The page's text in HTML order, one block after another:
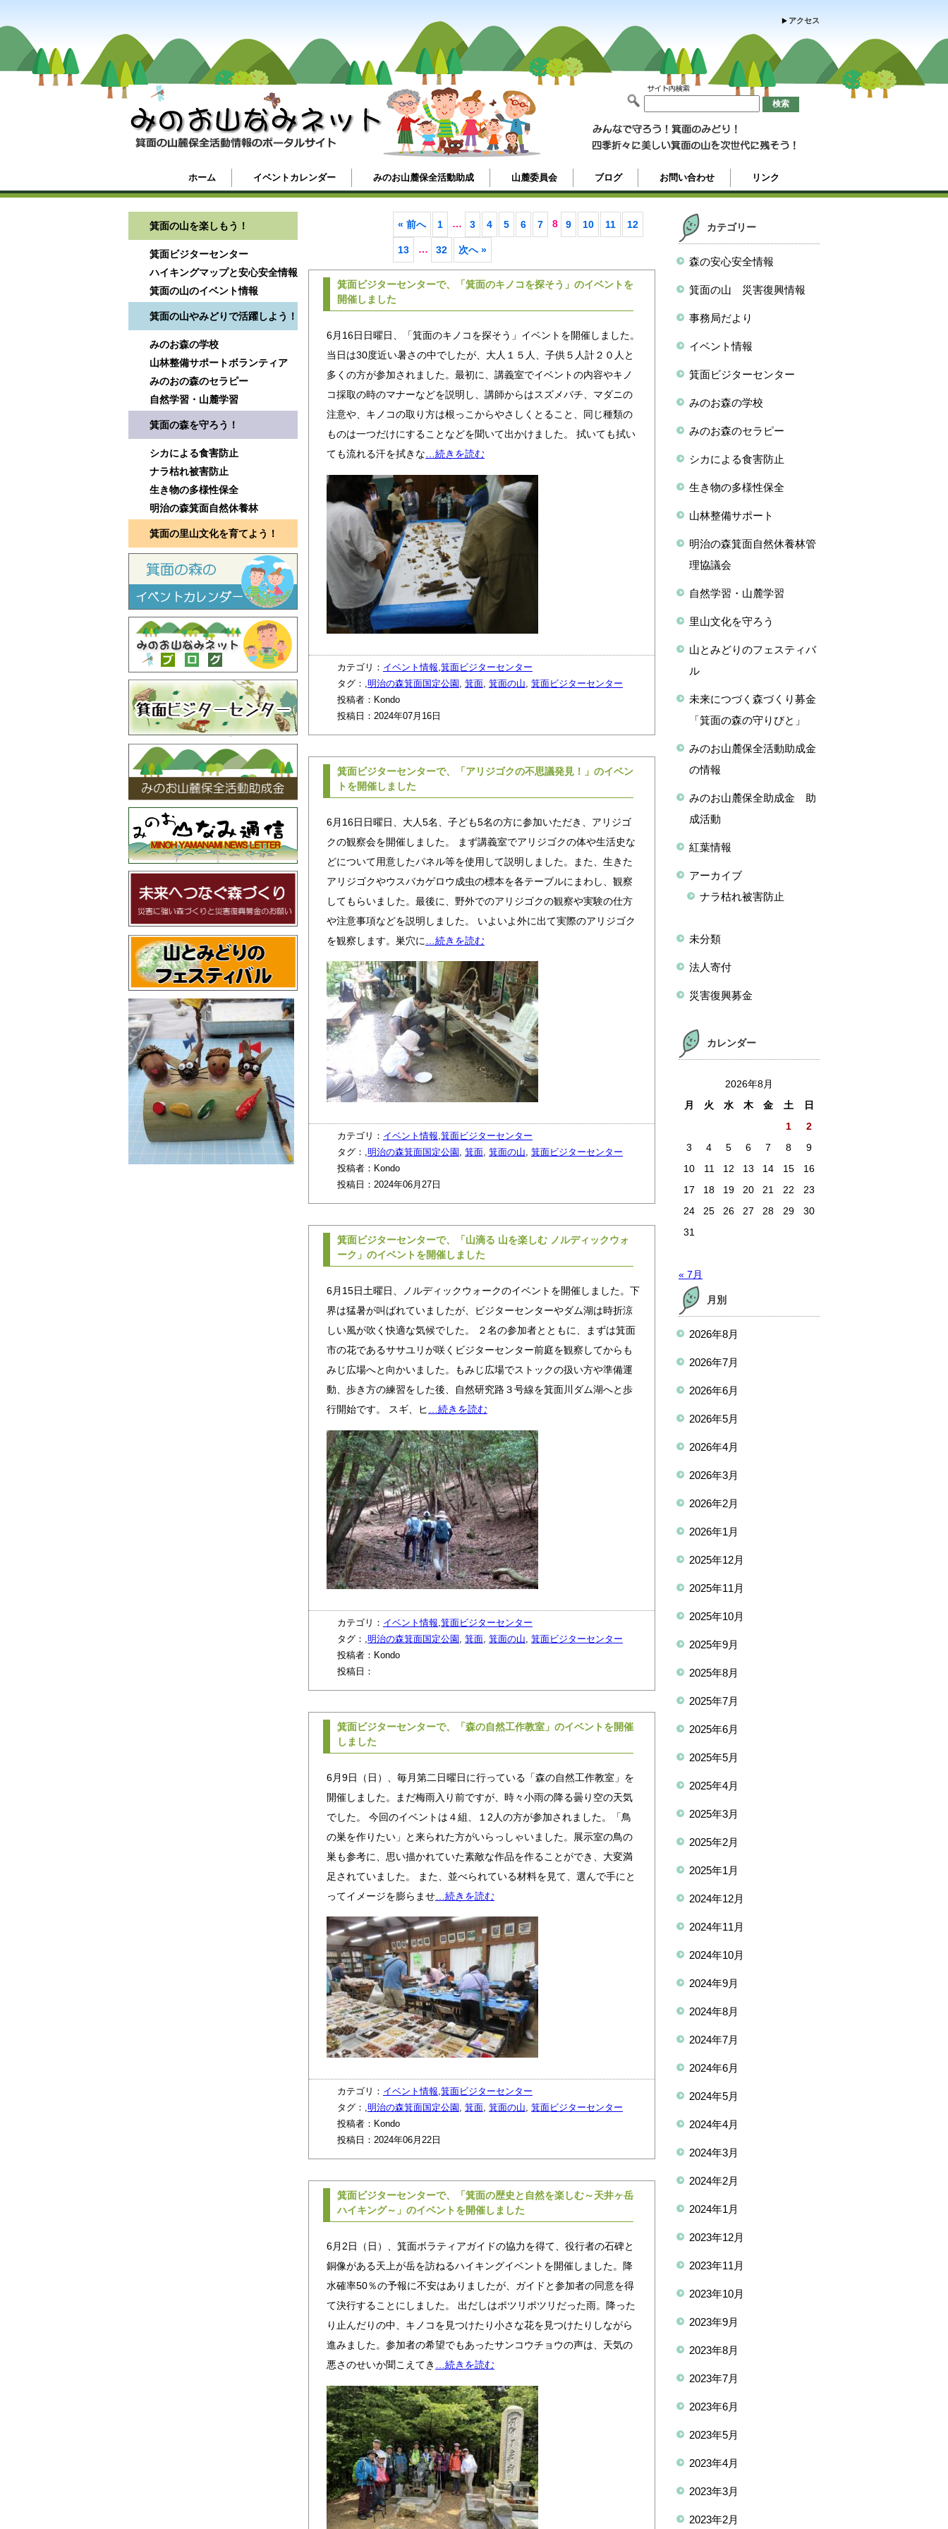
アクセス
ホーム イベントカレンダー みのお山麓保全活動助成 山麓委員会 ブログ お問い合わせ リンク
箕面の山を楽しもう！
箕面ビジターセンター
ハイキングマップと安心安全情報
箕面の山のイベント情報
箕面の山やみどりで活躍しよう！
みのお森の学校
山林整備サポートボランティア
みのおの森のセラピー
自然学習・山麓学習
箕面の森を守ろう！
シカによる食害防止
ナラ枯れ被害防止
生き物の多様性保全
明治の森箕面自然休養林
箕面の里山文化を育てよう！
« 前へ 1 … 3 4 5 6 7 8 9 10 11 12
13 … 32 次へ »
箕面ビジターセンターで、「箕面のキノコを探そう」のイベントを
開催しました
6月16日日曜日、「箕面のキノコを探そう」イベントを開催しました。
当日は30度近い暑さの中でしたが、大人１５人、子供５人計２０人と
多くの方が参加されました。最初に、講義室でイベントの内容やキノ
コ採取の時のマナーなどを説明し、講師からはスズメバチ、マダニの
注意や、キノコの取り方は根っこからやさしくとること、同じ種類の
ものは一つだけにすることなどを聞いて出かけました。 拭いても拭い
ても流れる汗を拭きな …続きを読む
カテゴリ： イベント情報 箕面ビジターセンター
タグ：, 明治の森箕面国定公園 箕面 箕面の山 箕面ビジターセンター
投稿者：Kondo
投稿日：2024年07月16日
箕面ビジターセンターで、「アリジゴクの不思議発見！」のイベン
トを開催しました
6月16日日曜日、大人5名、子ども5名の方に参加いただき、アリジゴ
クの観察会を開催しました。 まず講義室でアリジゴクの体や生活史な
どについて用意したパネル等を使用して説明しました。また、生きた
アリジゴクやウスバカゲロウ成虫の標本を各テーブルにまわし、観察
してもらいました。最後に、野外でのアリジゴクの観察や実験の仕方
や注意事項などを説明しました。 いよいよ外に出て実際のアリジゴク
を観察します。巣穴に
…続きを読む
カテゴリ： イベント情報,箕面ビジターセンター
タグ：,明治の森箕面国定公園 , 箕面, 箕面の山, 箕面ビジターセンター
投稿者：Kondo
投稿日：2024年06月27日
箕面ビジターセンターで、「山滴る 山を楽しむ ノルディックウォ
ーク」のイベントを開催しました
6月15日土曜日、ノルディックウォークのイベントを開催しました。下
界は猛暑が叫ばれていましたが、ビジターセンターやダム湖は時折涼
しい風が吹く快適な気候でした。 ２名の参加者とともに、まずは箕面
市の花であるササユリが咲くビジターセンター前庭を観察してからも
みじ広場へと向かいました。もみじ広場でストックの扱い方や準備運
動、歩き方の練習をした後、自然研究路３号線を箕面川ダム湖へと歩
行開始です。 スギ、ヒ
…続きを読む
カテゴリ： イベント情報 箕面ビジターセンター
タグ：, 明治の森箕面国定公園 箕面 箕面の山 箕面ビジターセンター
投稿者：Kondo
投稿日：
箕面ビジターセンターで、「森の自然工作教室」のイベントを開催
しました
6月9日（日）、毎月第二日曜日に行っている「森の自然工作教室」を
開催しました。まだ梅雨入り前ですが、時々小雨の降る曇り空の天気
でした。 今回のイベントは４組、１2人の方が参加されました。「鳥
の巣を作りたい」と来られた方がいらっしゃいました。展示室の鳥の
巣も参考に、思い描かれていた素敵な作品を作ることができ、大変満
足されていました。 また、並べられている材料を見て、選んで手にと
ってイメージを膨らませ …続きを読む
カテゴリ： イベント情報,箕面ビジターセンター
タグ：,明治の森箕面国定公園 , 箕面, 箕面の山, 箕面ビジターセンター
投稿者：Kondo
投稿日：2024年06月22日
箕面ビジターセンターで、「箕面の歴史と自然を楽しむ～天井ヶ岳
ハイキング～」のイベントを開催しました
6月2日（日）、箕面ボラティアガイドの協力を得て、役行者の石碑と
銅像がある天上が岳を訪ねるハイキングイベントを開催しました。降
水確率50％の予報に不安はありましたが、ガイドと参加者の同意を得
て決行することにしました。 出だしはポツリポツリだった雨。降った
り止んだりの中、キノコを見つけたり小さな花を見つけたりしながら
進みました。参加者の希望でもあったサンコウチョウの声は、天気の
悪さのせいか聞こえてき …続きを読む
カテゴリー
森の安心安全情報
箕面の山 災害復興情報
事務局だより
イベント情報
箕面ビジターセンター
みのお森の学校
みのお森のセラピー
シカによる食害防止
生き物の多様性保全
山林整備サポート
明治の森箕面自然休養林管
理協議会
自然学習・山麓学習
里山文化を守ろう
山とみどりのフェスティバ
ル
未来につづく森づくり募金
「箕面の森の守りびと」
みのお山麓保全活動助成金
の情報
みのお山麓保全助成金 助
成活動
紅葉情報
アーカイブ
ナラ枯れ被害防止
未分類
法人寄付
災害復興募金
カレンダー
2026年8月
月
火 水 木 金 土
日
1
2
3
4 5 6 7 8
9
10
11 12 13 14 15
16
17
18 19 20 21 22
23
24
25 26 27 28 29
30
31
« 7月
月別
2026年8月
2026年7月
2026年6月
2026年5月
2026年4月
2026年3月
2026年2月
2026年1月
2025年12月
2025年11月
2025年10月
2025年9月
2025年8月
2025年7月
2025年6月
2025年5月
2025年4月
2025年3月
2025年2月
2025年1月
2024年12月
2024年11月
2024年10月
2024年9月
2024年8月
2024年7月
2024年6月
2024年5月
2024年4月
2024年3月
2024年2月
2024年1月
2023年12月
2023年11月
2023年10月
2023年9月
2023年8月
2023年7月
2023年6月
2023年5月
2023年4月
2023年3月
2023年2月